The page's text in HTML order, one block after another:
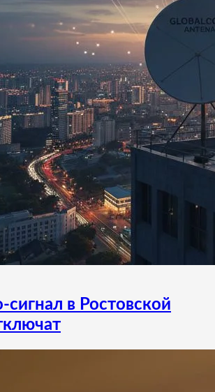
сигнал в Ростовской